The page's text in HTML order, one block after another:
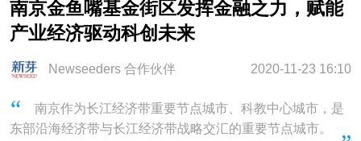
南京金鱼嘴基金街区发挥金融之力，赋能
产业经济驱动科创未来
2020-11-23 16:10
Newseeders 合作伙伴
南京作为长江经济带重要节点城市、科教中心城市，是
东部沿海经济带与长江经济带战略交汇的重要节点城市。